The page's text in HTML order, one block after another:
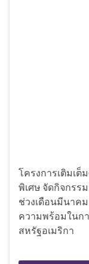
โครงการเติมเ
พิเศษ จัดกิจกรร
ช่วงเดือนมีนาคม
ความพร้อมในก
สหรัฐอเมริกา